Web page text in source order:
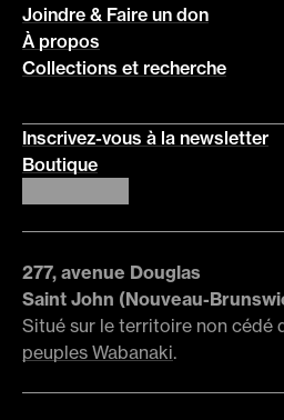
Joindre & Faire un don
À propos
Collections et recherche
Inscrivez-vous à la newsletter
Boutique
277, avenue Douglas
Saint John (Nouveau-
Situé sur le territoire non cédé
peuples Wabanaki.